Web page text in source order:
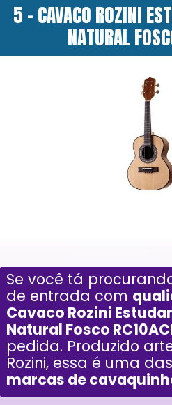
5 - CAVACO ROZINI
NATURAL
Se você tá
de entrada com
Cavaco Rozini
Natural Fosco
pedida. Produzido
Rozini, essa é uma das
marcas de